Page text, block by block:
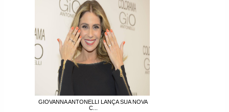
GIOVANNA ANTONELLI LANÇA SUA NOVA
C...